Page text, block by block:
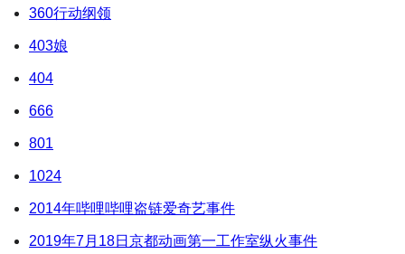
360行动纲领
403娘
404
666
801
1024
2014年哔哩哔哩盗链爱奇艺事件
2019年7月18日京都动画第一工作室纵火事件